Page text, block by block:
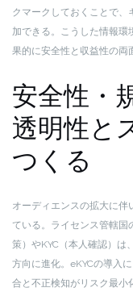
クマークしておくことで、
加できる。こうした情報
果的に安全性と収益性の両
安全性・
透明性と
つくる
オーディエンスの拡大に伴
ている。ライセンス管轄国
策）やKYC（本人確認）は
方向に進化。eKYCの導入
合と不正検知がリスク最小